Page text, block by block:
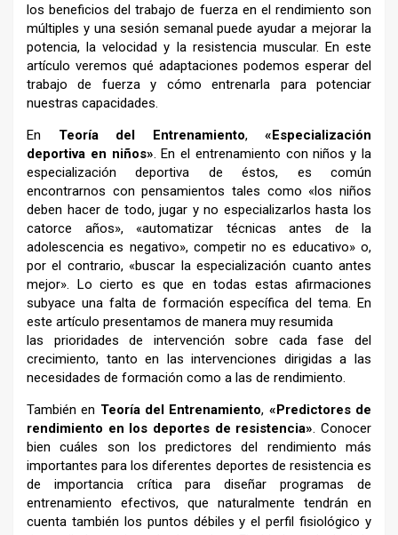
los beneficios del trabajo de fuerza en el rendimiento son
múltiples y una sesión semanal puede ayudar a mejorar la
potencia, la velocidad y la resistencia muscular. En este
artículo veremos qué adaptaciones podemos esperar del
trabajo de fuerza y cómo entrenarla para potenciar
nuestras capacidades.
En Teoría del Entrenamiento, «Especialización
deportiva en niños». En el entrenamiento con niños y la
especialización deportiva de éstos, es común
encontrarnos con pensamientos tales como «los niños
deben hacer de todo, jugar y no especializarlos hasta los
catorce años», «automatizar técnicas antes de la
adolescencia es negativo», competir no es educativo» o,
por el contrario, «buscar la especialización cuanto antes
mejor». Lo cierto es que en todas estas afirmaciones
subyace una falta de formación específica del tema. En
este artículo presentamos de manera muy resumida
las prioridades de intervención sobre cada fase del
crecimiento, tanto en las intervenciones dirigidas a las
necesidades de formación como a las de rendimiento.
También en Teoría del Entrenamiento, «Predictores de
rendimiento en los deportes de resistencia». Conocer
bien cuáles son los predictores del rendimiento más
importantes para los diferentes deportes de resistencia es
de importancia crítica para diseñar programas de
entrenamiento efectivos, que naturalmente tendrán en
cuenta también los puntos débiles y el perfil fisiológico y